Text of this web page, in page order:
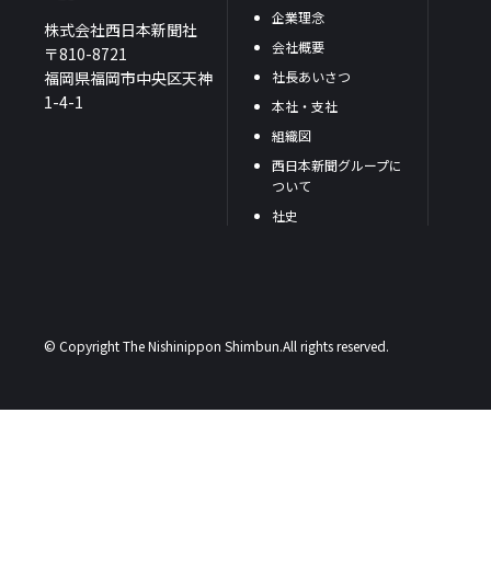
株式会社西日本新聞社
〒810-8721
福岡県福岡市中央区天神
1-4-1
企業理念
会社概要
社長あいさつ
本社・支社
組織図
西日本新聞グループに
ついて
社史
© Copyright The Nishinippon Shimbun.All rights reserved.